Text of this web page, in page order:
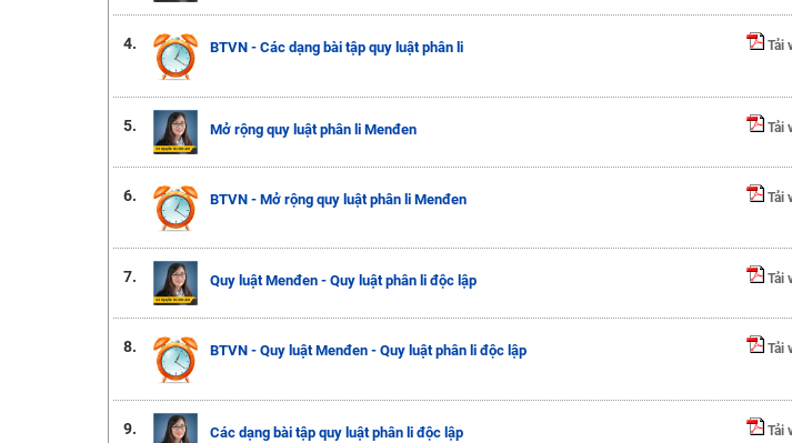
4. BTVN - Các dạng bài tập quy luật phân li Tải
5. Mở rộng quy luật phân li Menđen Tải
6. BTVN - Mở rộng quy luật phân li Menđen Tải
7. Quy luật Menđen - Quy luật phân li độc lập Tải
8. BTVN - Quy luật Menđen - Quy luật phân li độc lập Tải
9. Các dạng bài tập quy luật phân li độc lập Tải